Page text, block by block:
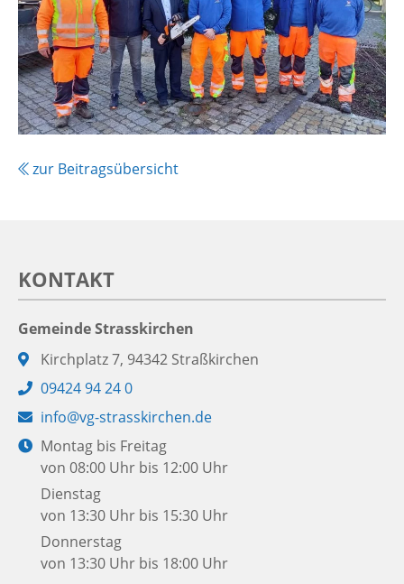
zur Beitragsübersicht
KONTAKT
Gemeinde Strasskirchen
Adresse:
Kirchplatz 7, 94342 Straßkirchen
Telefon:
09424 94 24 0
E-
Mail:
info@vg-strasskirchen.de
Öffnungszeiten:
Montag bis Freitag
von 08:00 Uhr bis 12:00 Uhr
Dienstag
von 13:30 Uhr bis 15:30 Uhr
Donnerstag
von 13:30 Uhr bis 18:00 Uhr